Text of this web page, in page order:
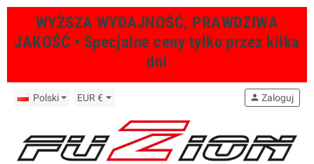
WYŻSZA WYDAJNOŚĆ, PRAWDZIWA
JAKOŚĆ • Specjalne ceny tylko przez kilka
dni
Polski EUR € person Zaloguj